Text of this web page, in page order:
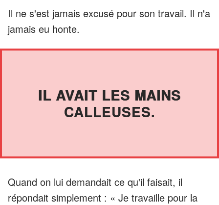
Il ne s'est jamais excusé pour son travail. Il n'a
jamais eu honte.
IL AVAIT LES MAINS
CALLEUSES.
Quand on lui demandait ce qu'il faisait, il
répondait simplement : « Je travaille pour la